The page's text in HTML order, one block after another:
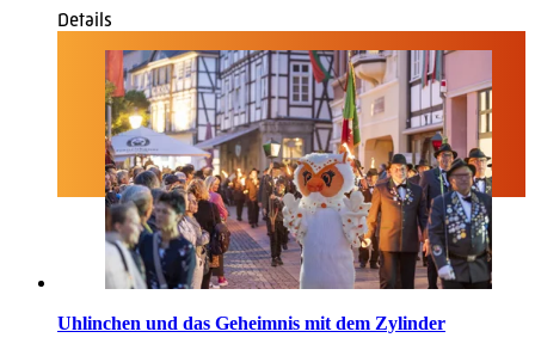
Details
Uhlinchen und das Geheimnis mit dem Zylinder